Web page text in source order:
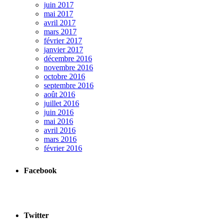
juin 2017
mai 2017
avril 2017
mars 2017
février 2017
janvier 2017
décembre 2016
novembre 2016
octobre 2016
septembre 2016
août 2016
juillet 2016
juin 2016
mai 2016
avril 2016
mars 2016
février 2016
Facebook
Twitter